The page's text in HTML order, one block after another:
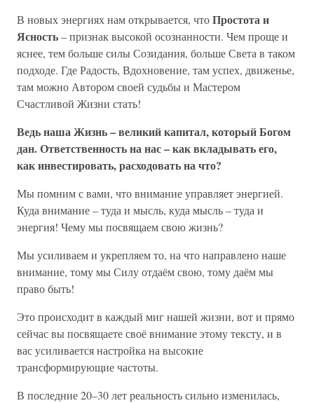
В новых энергиях нам открывается, чтоПростота и
Ясность– признак высокой осознанности. Чем проще и
яснее, тем больше силы Созидания, больше Света в таком
подходе. Где Радость, Вдохновение, там успех, движенье,
там можно Автором своей судьбы и Мастером
Счастливой Жизни стать!
Ведь наша Жизнь – великий капитал, который Богом
дан. Ответственность на нас – как вкладывать его,
как инвестировать, расходовать на что?
Мы помним с вами, что внимание управляет энергией.
Куда внимание – туда и мысль, куда мысль – туда и
энергия! Чему мы посвящаем свою жизнь?
Мы усиливаем и укрепляем то, на что направлено наше
внимание, тому мы Силу отдаём свою, тому даём мы
право быть!
Это происходит в каждый миг нашей жизни, вот и прямо
сейчас вы посвящаете своё внимание этому тексту, и в
вас усиливается настройка на высокие
трансформирующие частоты.
В последние 20–30 лет реальность сильно изменилась,